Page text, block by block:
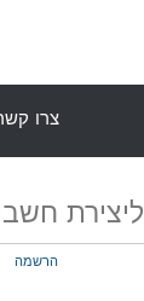
צרו
הרשמה